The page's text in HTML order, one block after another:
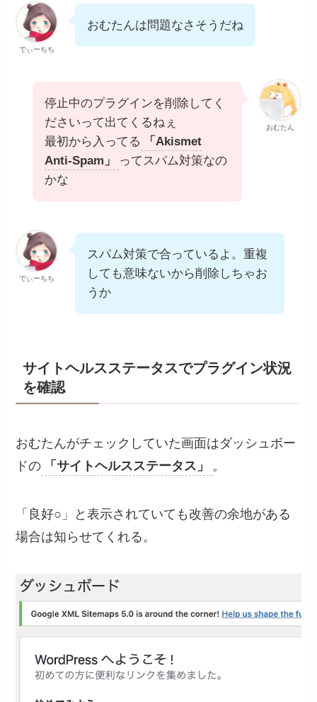
でぃーちち
おむたんは問題なさそうだね
おむたん
停止中のプラグインを削除してく
ださいって出てくるねぇ
最初から入ってる
「Akismet
Anti-Spam」
ってスパム対策なの
かな
でぃーちち
スパム対策で合っているよ。重複
しても意味ないから削除しちゃお
うか
サイトヘルスステータスでプラグイン状況
を確認
おむたんがチェックしていた画面はダッシュボー
ドの
「サイトヘルスステータス」 。
「良好○」と表示されていても改善の余地がある
場合は知らせてくれる。